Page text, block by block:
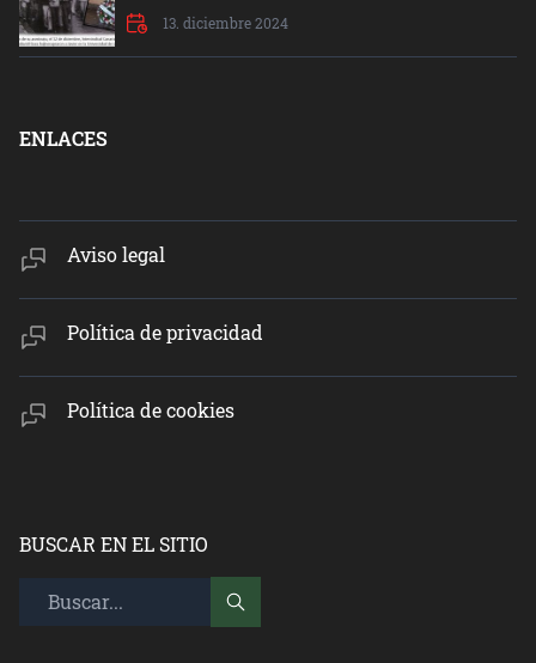
13. diciembre 2024
ENLACES
Aviso legal
Política de privacidad
Política de cookies
BUSCAR EN EL SITIO